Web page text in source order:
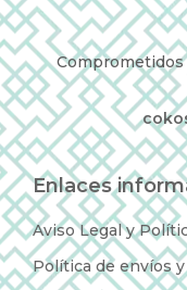
Enlaces
Aviso Legal y
Política de envíos